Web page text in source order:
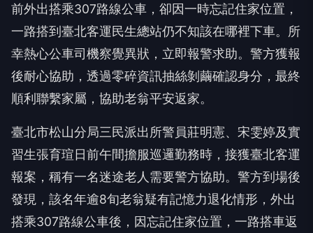
前外出搭乘307路線公車，卻因一時忘記住家位置，
一路搭到臺北客運民生總站仍不知該在哪裡下車。所
幸熱心公車司機察覺異狀，立即報警求助。警方獲報
後耐心協助，透過零碎資訊抽絲剝繭確認身分，最終
順利聯繫家屬，協助老翁平安返家。
臺北市松山分局三民派出所警員莊明憲、宋雯婷及實
習生張育瑄日前午間擔服巡邏勤務時，接獲臺北客運
報案，稱有一名迷途老人需要警方協助。警方到場後
發現，該名年逾8旬老翁疑有記憶力退化情形，外出
搭乘307路線公車後，因忘記住家位置，一路搭車返